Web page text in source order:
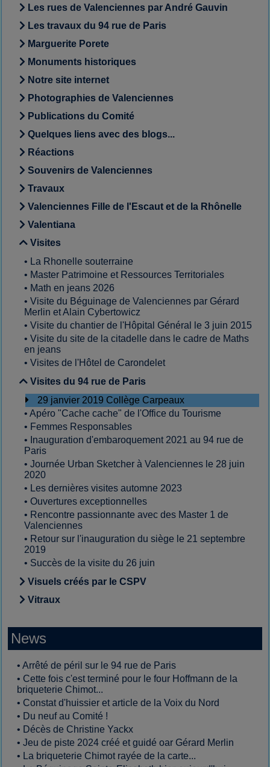
Les rues de Valenciennes par André Gauvin
Les travaux du 94 rue de Paris
Marguerite Porete
Monuments historiques
Notre site internet
Photographies de Valenciennes
Publications du Comité
Quelques liens avec des blogs...
Réactions
Souvenirs de Valenciennes
Travaux
Valenciennes Fille de l'Escaut et de la Rhônelle
Valentiana
Visites
• La Rhonelle souterraine
• Master Patrimoine et Ressources Territoriales
• Math en jeans 2026
• Visite du Béguinage de Valenciennes par Gérard
Merlin et Alain Cybertowicz
• Visite du chantier de l'Hôpital Général le 3 juin 2015
• Visite du site de la citadelle dans le cadre de Maths
en jeans
• Visites de l'Hôtel de Carondelet
Visites du 94 rue de Paris
29 janvier 2019 Collège Carpeaux
• Apéro "Cache cache" de l'Office du Tourisme
• Femmes Responsables
• Inauguration d'embaroquement 2021 au 94 rue de
Paris
• Journée Urban Sketcher à Valenciennes le 28 juin
2020
• Les dernières visites automne 2023
• Ouvertures exceptionnelles
• Rencontre passionnante avec des Master 1 de
Valenciennes
• Retour sur l'inauguration du siège le 21 septembre
2019
• Succès de la visite du 26 juin
Visuels créés par le CSPV
Vitraux
News
• Arrêté de péril sur le 94 rue de Paris
• Cette fois c'est terminé pour le four Hoffmann de la
briqueterie Chimot...
• Constat d'huissier et article de la Voix du Nord
• Du neuf au Comité !
• Décès de Christine Yackx
• Jeu de piste 2024 créé et guidé oar Gérard Merlin
• La briqueterie Chimot rayée de la carte...